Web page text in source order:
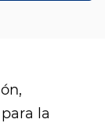
la